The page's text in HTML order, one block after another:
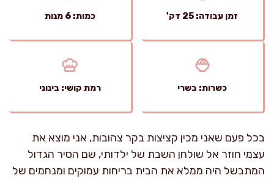
זמן עבודה: 25 דק' כמות: 6 מנות
כשרות: בשרי רמת קושי: בינוני
בכל פעם שאני מכין קציצות בקר צהובות, אני מוצא את
עצמי חוזר אל שולחן השבת של ילדותי, שם הסיר הגדול
המתבשל היה ממלא את הבית בריחות עמוקים ומנחמים של